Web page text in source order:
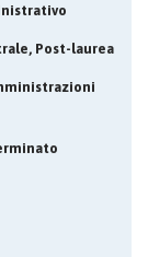
Post-laurea